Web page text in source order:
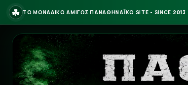
☘ ΤΟ ΜΟΝΑΔΙΚΟ ΑΜΙΓΩΣ ΠΑΝΑΘΗΝΑΪΚΟ SITE - SINCE 2013